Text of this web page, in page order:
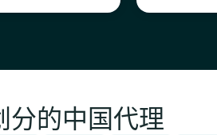
分的中国代理